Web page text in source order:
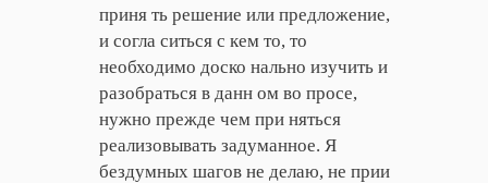
приня ть решение или предложение,
и согла ситься с кем то, то
необходимо доско нально изучить и
разобраться в данн ом во просе,
нужно прежде чем при няться
реализовывать задуманное. Я
бездумных шагов не делаю, не прии